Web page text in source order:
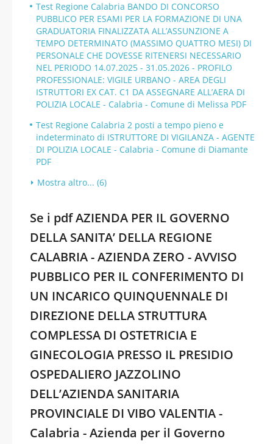
Test Regione Calabria BANDO DI CONCORSO
PUBBLICO PER ESAMI PER LA FORMAZIONE DI UNA
GRADUATORIA FINALIZZATA ALL’ASSUNZIONE A
TEMPO DETERMINATO (MASSIMO QUATTRO MESI) DI
PERSONALE CHE DOVESSE RITENERSI NECESSARIO
NEL PERIODO 14.07.2025 - 31.05.2026 - PROFILO
PROFESSIONALE: VIGILE URBANO - AREA DEGLI
ISTRUTTORI EX CAT. C1 DA ASSEGNARE ALL’AERA DI
POLIZIA LOCALE - Calabria - Comune di Melissa PDF
Test Regione Calabria 2 posti a tempo pieno e
indeterminato di ISTRUTTORE DI VIGILANZA - AGENTE
DI POLIZIA LOCALE - Calabria - Comune di Diamante
PDF
Mostra altro... (6)
Se i pdf AZIENDA PER IL GOVERNO
DELLA SANITA’ DELLA REGIONE
CALABRIA - AZIENDA ZERO - AVVISO
PUBBLICO PER IL CONFERIMENTO DI
UN INCARICO QUINQUENNALE DI
DIREZIONE DELLA STRUTTURA
COMPLESSA DI OSTETRICIA E
GINECOLOGIA PRESSO IL PRESIDIO
OSPEDALIERO JAZZOLINO
DELL’AZIENDA SANITARIA
PROVINCIALE DI VIBO VALENTIA -
Calabria - Azienda per il Governo